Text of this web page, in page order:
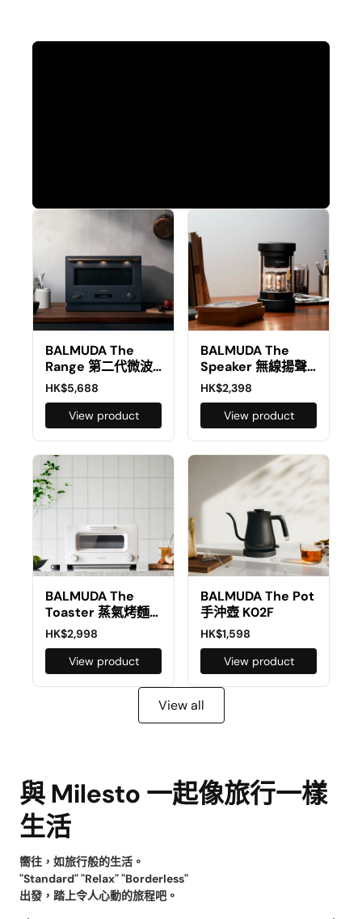
BALMUDA The
Range 第二代微波
焗爐 | K09G
HK$5,688
View product
BALMUDA The
Speaker 無線揚聲
器 | M01D
HK$2,398
View product
BALMUDA The
Toaster 蒸氣烤麵
包機 | K05E
HK$2,998
View product
BALMUDA The Pot
手沖壺 K02F
HK$1,598
View product
View all
與 Milesto 一起像旅行一樣
生活
嚮往，如旅行般的生活。
"Standard" "Relax" "Borderless"
出發，踏上令人心動的旅程吧。